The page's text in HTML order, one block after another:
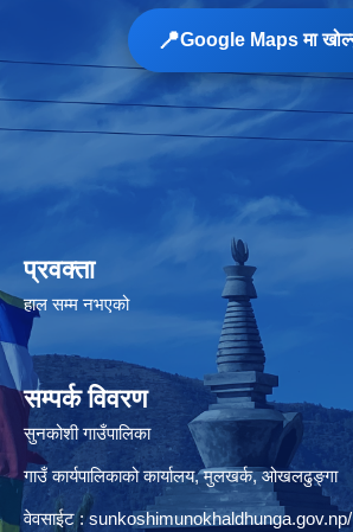
📍Google Maps मा
प्रवक्ता
हाल सम्म नभएको
सम्पर्क विवरण
सुनकोशी गाउँपालिका
गाउँ कार्यपालिकाको कार्यालय, मुलखर्क, ओखलढुङ्गा
वेवसाईट : sunkoshimunokhaldhunga.gov.np/